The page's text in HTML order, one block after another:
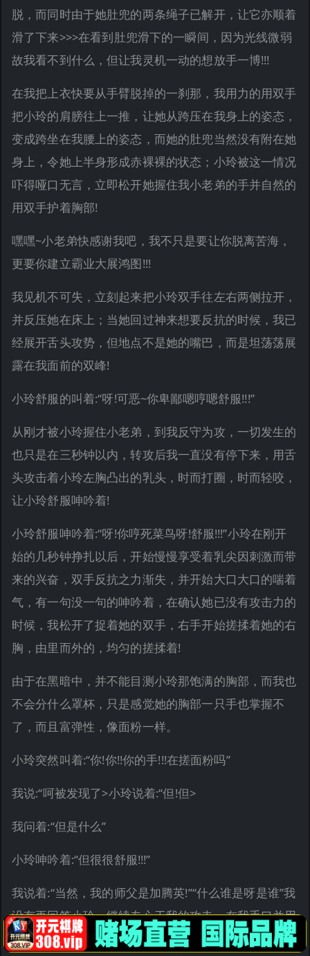
脱，而同时由于她肚兜的两条绳子已解开，让它亦顺着
滑了下来>>>在看到肚兜滑下的一瞬间，因为光线微弱
故我看不到什么，但让我灵机一动的想放手一博!!!
在我把上衣快要从手臂脱掉的一刹那，我用力的用双手
把小玲的肩膀往上一推，让她从跨压在我身上的姿态，
变成跨坐在我腰上的姿态，而她的肚兜当然没有附在她
身上，令她上半身形成赤裸裸的状态；小玲被这一情况
吓得哑口无言，立即松开她握住我小老弟的手并自然的
用双手护着胸部!
嘿嘿~小老弟快感谢我吧，我不只是要让你脱离苦海，
更要你建立霸业大展鸿图!!!
我见机不可失，立刻起来把小玲双手往左右两侧拉开，
并反压她在床上；当她回过神来想要反抗的时候，我已
经展开舌头攻势，但地点不是她的嘴巴，而是坦荡荡展
露在我面前的双峰!
小玲舒服的叫着:“呀!可恶~你卑鄙嗯哼嗯舒服!!!”
从刚才被小玲握住小老弟，到我反守为攻，一切发生的
也只是在三秒钟以内，转攻后我一直没有停下来，用舌
头攻击着小玲左胸凸出的乳头，时而打圈，时而轻咬，
让小玲舒服呻吟着!
小玲舒服呻吟着:“呀!你哼死菜鸟呀!舒服!!!”小玲在刚开
始的几秒钟挣扎以后，开始慢慢享受着乳尖因刺激而带
来的兴奋，双手反抗之力渐失，并开始大口大口的喘着
气，有一句没一句的呻吟着，在确认她已没有攻击力的
时候，我松开了捉着她的双手，右手开始搓揉着她的右
胸，由里而外的，均匀的搓揉着!
由于在黑暗中，并不能目测小玲那饱满的胸部，而我也
不会分什么罩杯，只是感觉她的胸部一只手也掌握不
了，而且富弹性，像面粉一样。
小玲突然叫着:“你!你!!你的手!!!在搓面粉吗”
我说:“呵被发现了>小玲说着:“但!但>
我问着:“但是什么”
小玲呻吟着:“但很很舒服!!!”
我说着:“当然，我的师父是加腾英!”“什么谁是呀是谁”我
没有再回答小玲，继续专心于我的攻击，在我手口并用
的刺激她胸部的时候，我的左手并没有闲着，我漫游于